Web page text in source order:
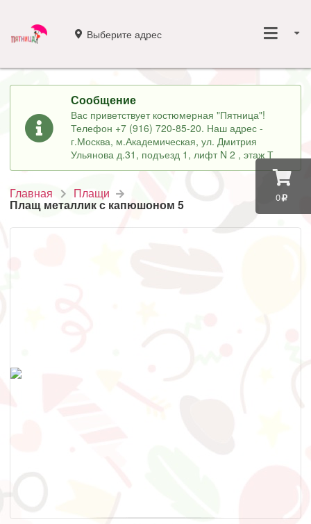
0
Выберите адрес
Сообщение
Вас приветствует костюмерная "Пятница"!
Телефон +7 (916) 720-85-20. Наш адрес -
г.Москва, м.Академическая, ул. Дмитрия
Ульянова д.31, подъезд 1, лифт N 2 , этаж Т
Главная Плащи
Плащ металлик с капюшоном 5